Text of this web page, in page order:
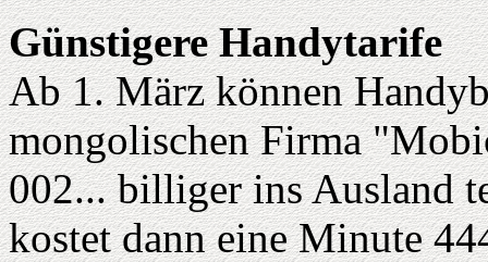
Günstigere Handytarife
Ab 1. März können
mongolischen Firma
002... billiger ins Ausland
kostet dann eine Minute